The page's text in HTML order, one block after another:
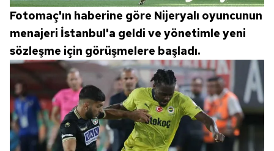
almak için lütfentıklayınız.
Fotomaç'ın haberine göre Nijeryalı oyuncunun
menajeri İstanbul'a geldi ve yönetimle yeni
sözleşme için görüşmelere başladı.